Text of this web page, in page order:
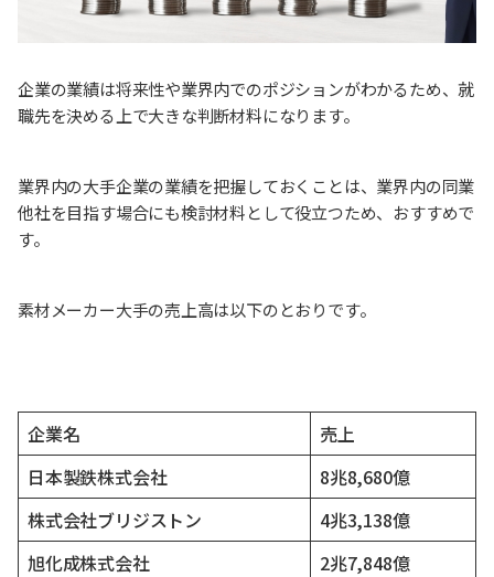
企業の業績は将来性や業界内でのポジションがわかるため、就
職先を決める上で大きな判断材料になります。
業界内の大手企業の業績を把握しておくことは、業界内の同業
他社を目指す場合にも検討材料として役立つため、おすすめで
す。
素材メーカー大手の売上高は以下のとおりです。
企業名
売上
日本製鉄株式会社
8兆8,680億
株式会社ブリジストン
4兆3,138億
旭化成株式会社
2兆7,848億